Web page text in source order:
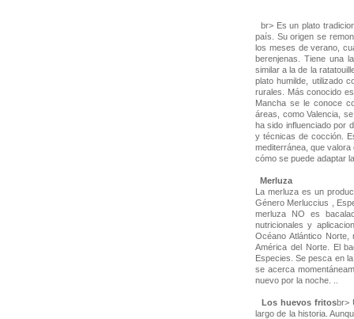
br> Es un plato
país. Su origen se
los meses de verano,
berenjenas. Tiene una
similar a la de la
plato humilde, utilizado
rurales. Más conocido
Mancha se le conoce
áreas, como Valencia,
ha sido influenciado por
y técnicas de cocción.
mediterránea, que
cómo se puede adaptar
Merluza
La merluza es un
Género Merluccius ,
merluza NO es
nutricionales y
Océano Atlántico
América del Norte. El
Especies. Se pesca en
se acerca
nuevo por la noche. ..
Los huevos fritosbr>
largo de la historia.